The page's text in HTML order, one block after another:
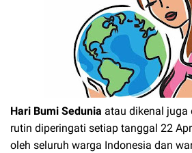
Hari Bumi Sedunia atau dikenal juga
rutin diperingati setiap tanggal 22
oleh seluruh warga Indonesia dan